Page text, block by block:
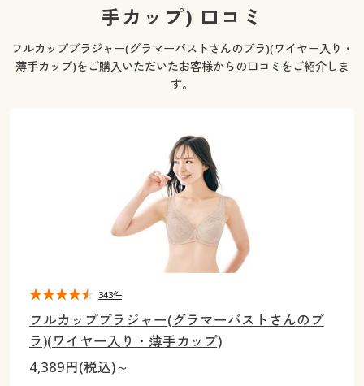
カーテン・ラグ・ファブリック
制服・スクール
ジュニア・ティーンズ下着
大きいサイズ レディース服
大きいサイズ レディース下着
大きいサイズ 事務・制服
カタログ
カタログ・チラシからのご注文
キッチン・雑貨・日用品
寝具・ベッド
美容・健康通販すべて
美容・健康・サプリメント
制服・スクール
制服・スクールすべて
大きいサイズ
大きいサイズ レディース下着
大きいサイズ 事務・制服
シークレットセール
商品カテゴリ一覧
カタログ・チラシからのご注文
デジタルカタログ
カタログ無料プレゼント
手カップ) 口コミ
フルカップブラジャー(グラマーバストさんのブラ)(ワイヤー入り・
薄手カップ)をご購入いただいたお客様からの口コミをご紹介しま
す。
フルカップブラジャー(グラマーバストさんのブ
ラ)(ワイヤー入り・薄手カップ)
4,389円(税込)～
343件